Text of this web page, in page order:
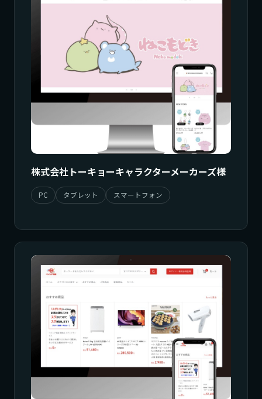
株式会社トーキョーキャラクターメーカーズ様
PC タブレット スマートフォン